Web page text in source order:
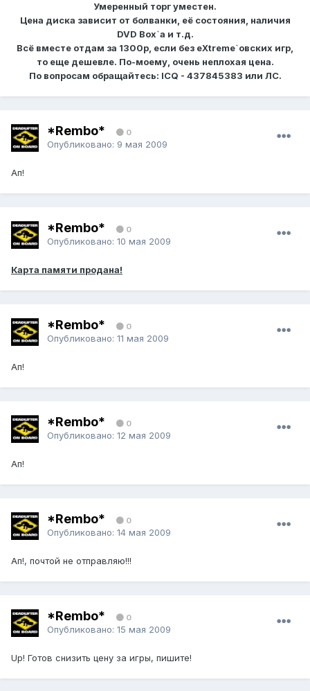
Умеренный торг уместен.
Цена диска зависит от болванки, её состояния, наличия
DVD Box`а и т.д.
Всё вместе отдам за 1300р, если без eXtreme`овских игр,
то еще дешевле. По-моему, очень неплохая цена.
По вопросам обращайтесь: ICQ - 437845383 или ЛС.
*Rembo* 0
Опубликовано: 9 мая 2009
Ап!
*Rembo* 0
Опубликовано: 10 мая 2009
Карта памяти продана!
*Rembo* 0
Опубликовано: 11 мая 2009
Ап!
*Rembo* 0
Опубликовано: 12 мая 2009
Ап!
*Rembo* 0
Опубликовано: 14 мая 2009
Ап!, почтой не отправляю!!!
*Rembo* 0
Опубликовано: 15 мая 2009
Up! Готов снизить цену за игры, пишите!